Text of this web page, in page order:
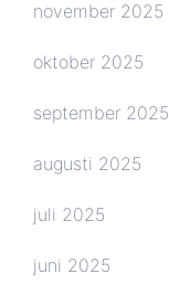
november 2025
oktober 2025
september 2025
augusti 2025
juli 2025
juni 2025